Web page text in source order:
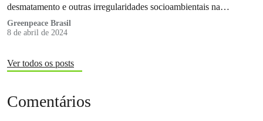
desmatamento e outras irregularidades socioambientais na
Amazônia
Greenpeace Brasil
8 de abril de 2024
Ver todos os posts
Comentários